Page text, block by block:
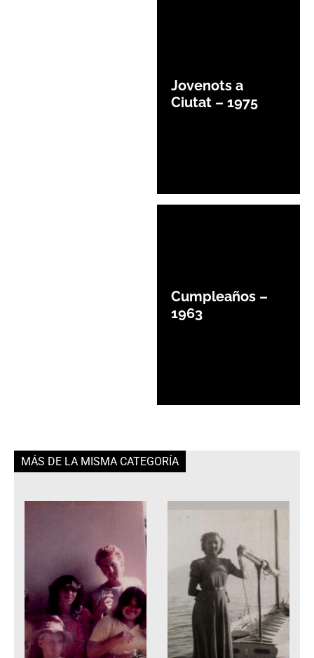
Jovenots a
Ciutat – 1975
Cumpleaños –
1963
MÁS DE LA MISMA CATEGORÍA